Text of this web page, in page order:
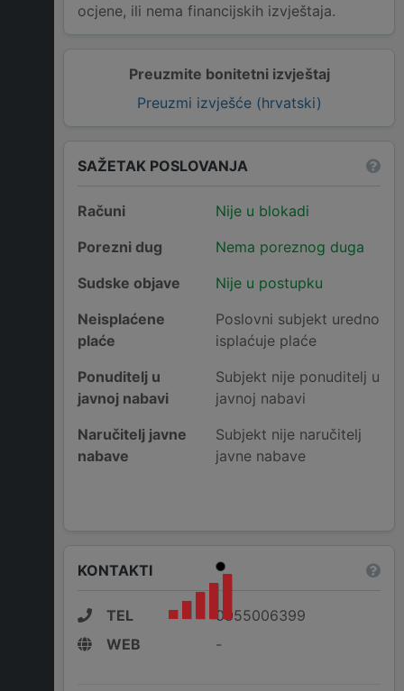
Preuzmite bonitetni izvještaj
Preuzmi izvješće (hrvatski)
ocjene, ili nema financijskih izvještaja.
SAŽETAK POSLOVANJA
Računi
Nije u blokadi
Porezni dug
Nema poreznog duga
Sudske objave
Nije u postupku
Neisplaćene
plaće
Poslovni subjekt uredno
isplaćuje plaće
Ponuditelj u
javnoj nabavi
Subjekt nije ponuditelj u
javnoj nabavi
Naručitelj javne
nabave
Subjekt nije naručitelj
javne nabave
KONTAKTI
TEL
0955006399
WEB
-